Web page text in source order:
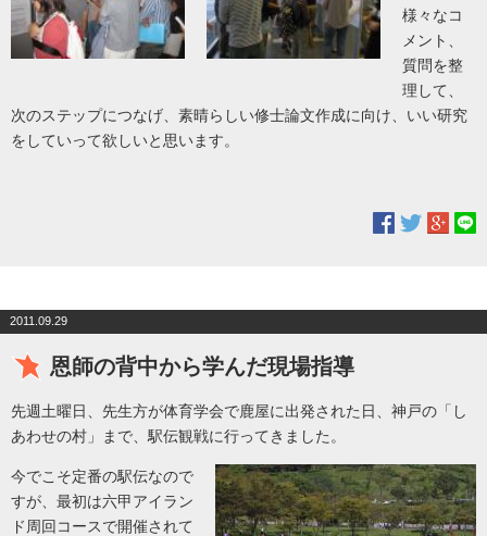
様々なコ
メント、
質問を整
理して、
次のステップにつなげ、素晴らしい修士論文作成に向け、いい研究
をしていって欲しいと思います。
2011.09.29
恩師の背中から学んだ現場指導
先週土曜日、先生方が体育学会で鹿屋に出発された日、神戸の「し
あわせの村」まで、駅伝観戦に行ってきました。
今でこそ定番の駅伝なので
すが、最初は六甲アイラン
ド周回コースで開催されて